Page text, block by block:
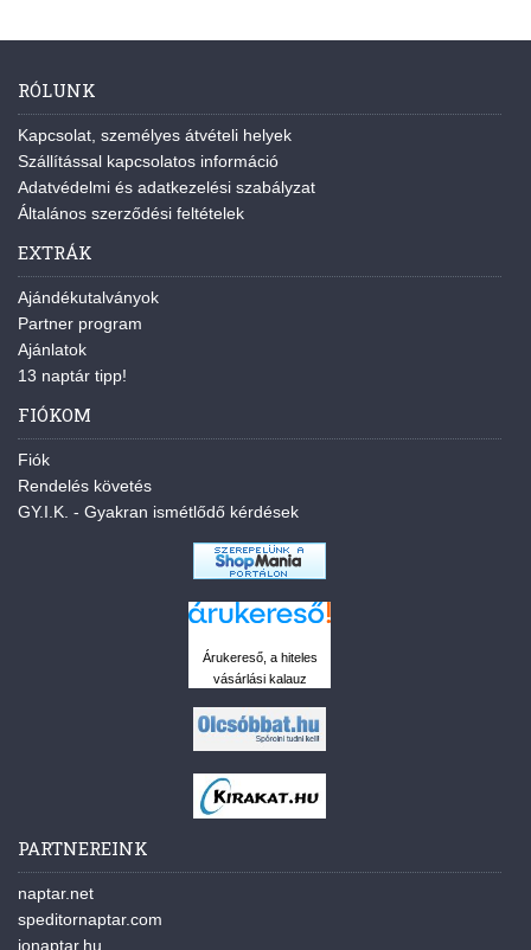
RÓLUNK
Kapcsolat, személyes átvételi helyek
Szállítással kapcsolatos információ
Adatvédelmi és adatkezelési szabályzat
Általános szerződési feltételek
EXTRÁK
Ajándékutalványok
Partner program
Ajánlatok
13 naptár tipp!
FIÓKOM
Fiók
Rendelés követés
GY.I.K. - Gyakran ismétlődő kérdések
Árukereső, a hiteles
vásárlási kalauz
PARTNEREINK
naptar.net
speditornaptar.com
jonaptar.hu